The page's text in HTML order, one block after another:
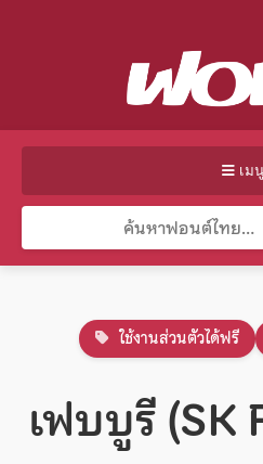
เมนู
ใช้งานส่วนตัวได้ฟรี
เฟบบูรี